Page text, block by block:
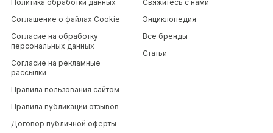
Политика обработки данных
Соглашение о файлах Cookie
Согласие на обработку
персональных данных
Согласие на рекламные
рассылки
Правила пользования сайтом
Правила публикации отзывов
Договор публичной оферты
Свяжитесь с нами
Энциклопедия
Все бренды
Статьи